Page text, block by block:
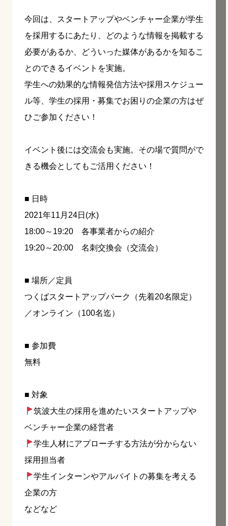
今回は、スタートアップやベンチャー企業が学生
を採用するにあたり、どのような情報を掲載する
必要があるか、どういった媒体があるかを知るこ
とのできるイベントを実施。
学生への効果的な情報発信方法や採用スケジュー
ル等、学生の採用・募集でお困りの企業の方はぜ
ひご参加ください！
イベント後には交流会も実施。その場で質問がで
きる機会としてもご活用ください！
■ 日時
2021年11月24日(水)
18:00～19:20 各事業者からの紹介
19:20～20:00 名刺交換会（交流会）
■ 場所／定員
つくばスタートアップパーク（先着20名限定）
／オンライン（100名迄）
■ 参加費
無料
■ 対象
筑波大生の採用を進めたいスタートアップや
ベンチャー企業の経営者
学生人材にアプローチする方法が分からない
採用担当者
学生インターンやアルバイトの募集を考える
企業の方
などなど